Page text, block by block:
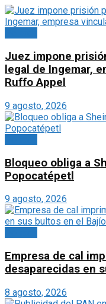
Juez impone
legal de Ingemar,
Ruffo Appel
9 agosto, 2026
Bloqueo obliga a
Popocatépetl
9 agosto, 2026
Empresa de cal
desaparecidas en
8 agosto, 2026